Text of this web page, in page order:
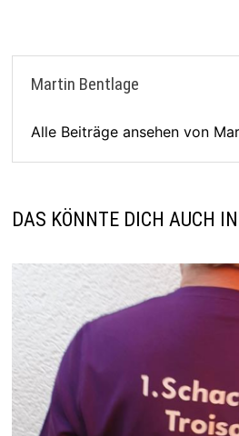
Martin Bentlage
Alle Beiträge ansehen von
DAS KÖNNTE DICH AUCH